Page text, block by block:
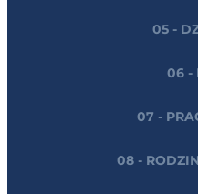
05 -
06 -
07 -
08 -